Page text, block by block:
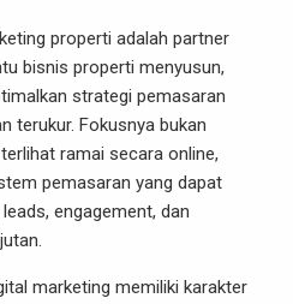
properti adalah partner
bisnis properti menyusun,
strategi pemasaran
terukur. Fokusnya bukan
ramai secara online,
pemasaran yang dapat
engagement, dan
marketing memiliki karakter